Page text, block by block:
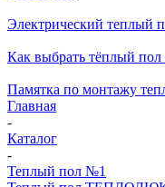
Электрический теплый
Как выбрать тёплый
Памятка по монтажу
Главная
-
Каталог
-
Теплый пол №1